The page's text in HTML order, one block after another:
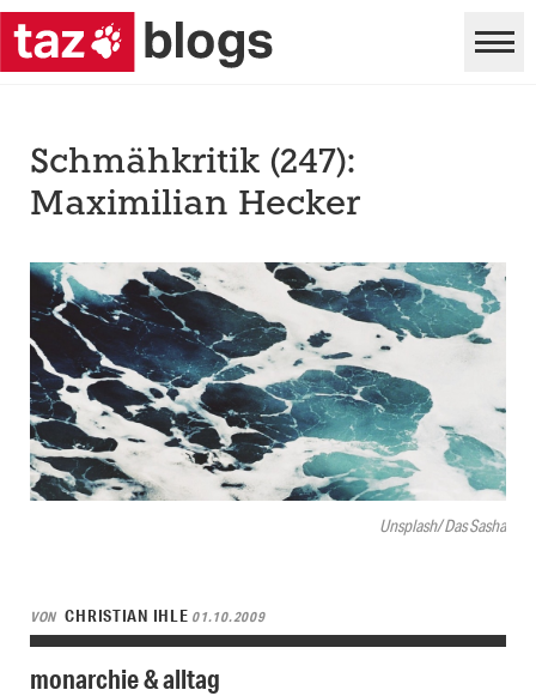
Unsplash/ Das Sasha
Schmähkritik (247):
Maximilian Hecker
VON CHRISTIAN IHLE 01.10.2009
monarchie & alltag